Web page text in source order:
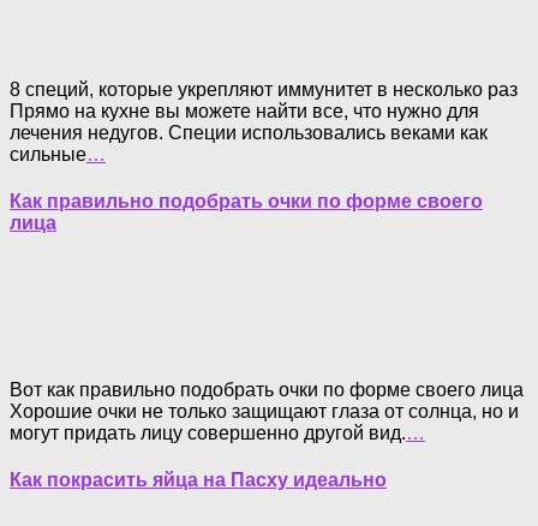
8 специй, которые укрепляют иммунитет в несколько раз
Прямо на кухне вы можете найти все, что нужно для
лечения недугов. Специи использовались веками как
сильные…
Как правильно подобрать очки по форме своего
лица
Вот как правильно подобрать очки по форме своего лица
Хорошие очки не только защищают глаза от солнца, но и
могут придать лицу совершенно другой вид.…
Как покрасить яйца на Пасху идеально